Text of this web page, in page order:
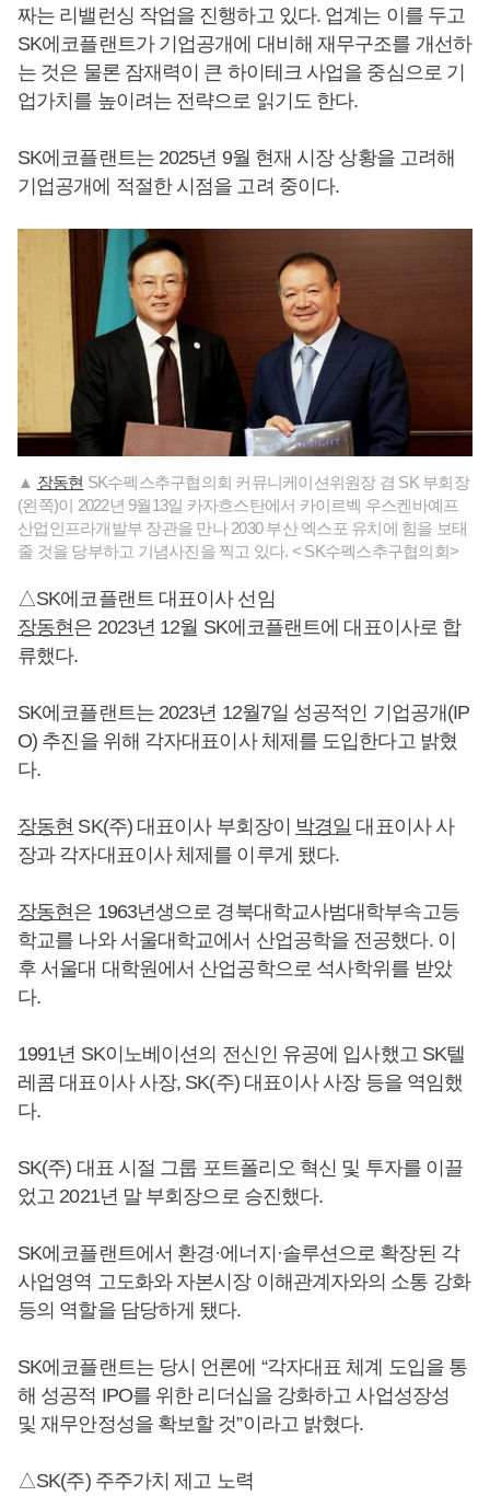
짜는 리밸런싱 작업을 진행하고 있다. 업계는 이를 두고
SK에코플랜트가 기업공개에 대비해 재무구조를 개선하
는 것은 물론 잠재력이 큰 하이테크 사업을 중심으로 기
업가치를 높이려는 전략으로 읽기도 한다.
SK에코플랜트는 2025년 9월 현재 시장 상황을 고려해
기업공개에 적절한 시점을 고려 중이다.
▲ 장동현 SK수펙스추구협의회 커뮤니케이션위원장 겸 SK 부회장
(왼쪽)이 2022년 9월13일 카자흐스탄에서 카이르벡 우스켄바예프
산업인프라개발부 장관을 만나 2030 부산 엑스포 유치에 힘을 보태
줄 것을 당부하고 기념사진을 찍고 있다. < SK수펙스추구협의회>
△SK에코플랜트 대표이사 선임
장동현은 2023년 12월 SK에코플랜트에 대표이사로 합
류했다.
SK에코플랜트는 2023년 12월7일 성공적인 기업공개(IP
O) 추진을 위해 각자대표이사 체제를 도입한다고 밝혔
다.
장동현 SK(주) 대표이사 부회장이 박경일 대표이사 사
장과 각자대표이사 체제를 이루게 됐다.
장동현은 1963년생으로 경북대학교사범대학부속고등
학교를 나와 서울대학교에서 산업공학을 전공했다. 이
후 서울대 대학원에서 산업공학으로 석사학위를 받았
다.
1991년 SK이노베이션의 전신인 유공에 입사했고 SK텔
레콤 대표이사 사장, SK(주) 대표이사 사장 등을 역임했
다.
SK(주) 대표 시절 그룹 포트폴리오 혁신 및 투자를 이끌
었고 2021년 말 부회장으로 승진했다.
SK에코플랜트에서 환경·에너지·솔루션으로 확장된 각
사업영역 고도화와 자본시장 이해관계자와의 소통 강화
등의 역할을 담당하게 됐다.
SK에코플랜트는 당시 언론에 “각자대표 체계 도입을 통
해 성공적 IPO를 위한 리더십을 강화하고 사업성장성
및 재무안정성을 확보할 것”이라고 밝혔다.
△SK(주) 주주가치 제고 노력